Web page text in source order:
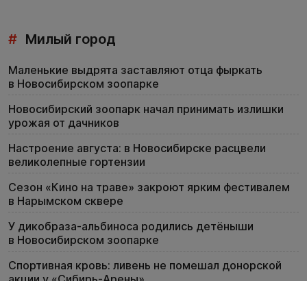
# Милый город
Маленькие выдрята заставляют отца фыркать
в Новосибирском зоопарке
Новосибирский зоопарк начал принимать излишки
урожая от дачников
Настроение августа: в Новосибирске расцвели
великолепные гортензии
Сезон «Кино на траве» закроют ярким фестивалем
в Нарымском сквере
У дикобраза-альбиноса родились детёныши
в Новосибирском зоопарке
Спортивная кровь: ливень не помешал донорской